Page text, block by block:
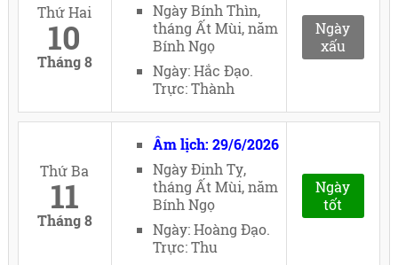
Thứ Hai
10
Tháng 8
Ngày Bính Thìn,
tháng Ất Mùi, năm
Bính Ngọ
Ngày: Hắc Đạo.
Trực: Thành
Ngày
xấu
Thứ Ba
11
Tháng 8
Âm lịch: 29/6/2026
Ngày Đinh Tỵ,
tháng Ất Mùi, năm
Bính Ngọ
Ngày: Hoàng Đạo.
Trực: Thu
Ngày
tốt